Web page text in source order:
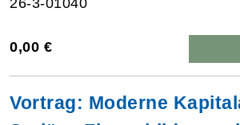
0,00 €
Vortrag: Moderne